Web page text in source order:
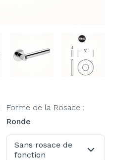
Forme de la Rosace :
Ronde
Sans rosace de
fonction